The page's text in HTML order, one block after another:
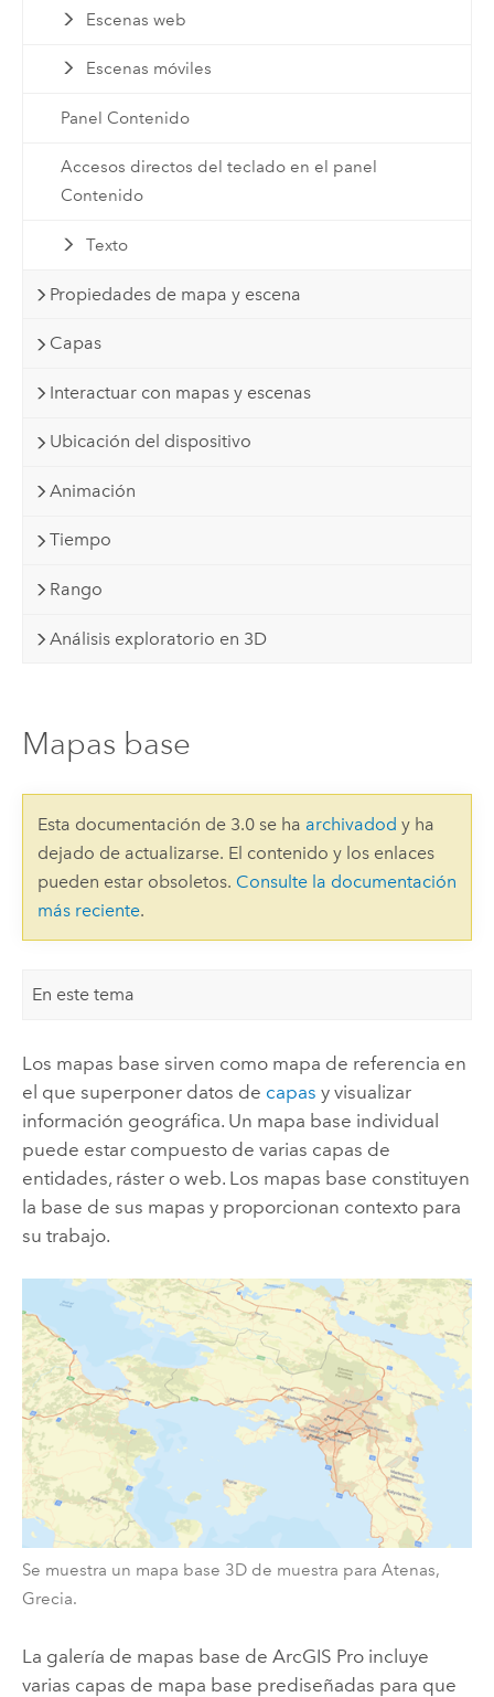
Escenas web
Escenas móviles
Panel Contenido
Accesos directos del teclado en el panel
Contenido
Texto
Propiedades de mapa y escena
Capas
Interactuar con mapas y escenas
Ubicación del dispositivo
Animación
Tiempo
Rango
Análisis exploratorio en 3D
Mapas base
Esta documentación de 3.0 se ha archivadod y ha
dejado de actualizarse. El contenido y los enlaces
pueden estar obsoletos. Consulte la documentación
más reciente.
En este tema
Los mapas base sirven como mapa de referencia en
el que superponer datos de capas y visualizar
información geográfica. Un mapa base individual
puede estar compuesto de varias capas de
entidades, ráster o web. Los mapas base constituyen
la base de sus mapas y proporcionan contexto para
su trabajo.
Se muestra un mapa base 3D de muestra para Atenas,
Grecia.
La galería de mapas base de ArcGIS Proincluye
varias capas de mapa base prediseñadas para que